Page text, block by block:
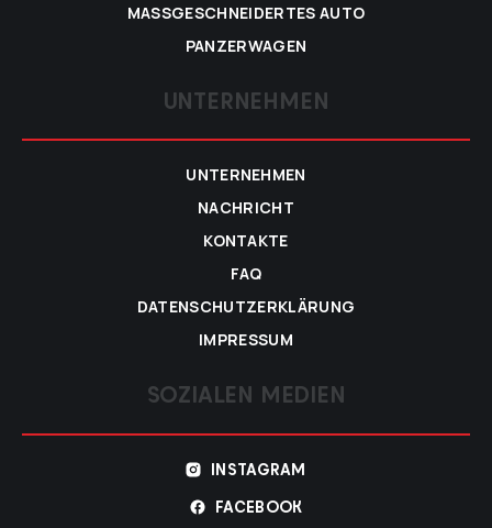
MASSGESCHNEIDERTES AUTO
PANZERWAGEN
UNTERNEHMEN
UNTERNEHMEN
NACHRICHT
KONTAKTE
FAQ
DATENSCHUTZERKLÄRUNG
IMPRESSUM
SOZIALEN MEDIEN
INSTAGRAM
FACEBOOK